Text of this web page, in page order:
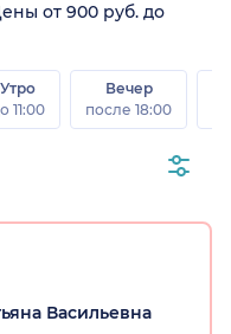
от 900 руб. до
Утро
11:00
Вечер
после 18:00
Васильевна